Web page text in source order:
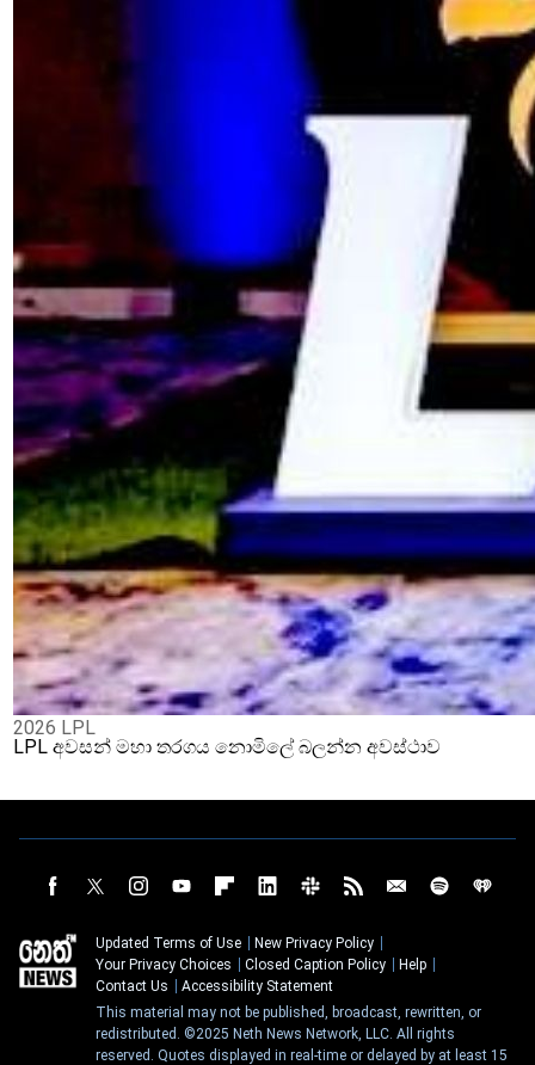
2026 LPL
LPL අවසන් මහා තරගය නොමිලේ බලන්න අවස්ථාව
Updated Terms of Use
New Privacy Policy
Your Privacy Choices
Closed Caption Policy
Help
Contact Us
Accessibility Statement
This material may not be published, broadcast, rewritten, or
redistributed. ©2025 Neth News Network, LLC. All rights
reserved. Quotes displayed in real-time or delayed by at least 15